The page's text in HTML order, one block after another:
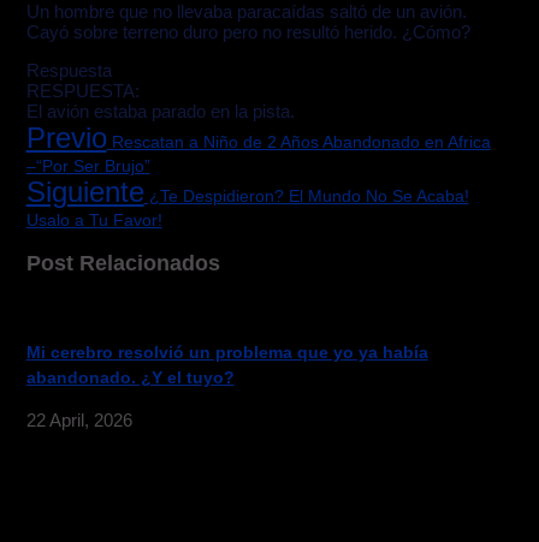
Un hombre que no llevaba paracaídas saltó de un avión.
Cayó sobre terreno duro pero no resultó herido. ¿Cómo?
Respuesta
RESPUESTA:
El avión estaba parado en la pista.
PrevioRescatan a Niño de 2 Años Abandonado en Africa
–“Por Ser Brujo”
Siguiente¿Te Despidieron? El Mundo No Se Acaba!
Usalo a Tu Favor!
Post Relacionados
Mi cerebro resolvió un problema que yo ya había
abandonado. ¿Y el tuyo?
22 April, 2026